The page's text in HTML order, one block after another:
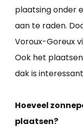
plaatsing onder
aan te raden.
Voroux-Goreux
Ook het
dak is
Hoeveel
plaatsen?